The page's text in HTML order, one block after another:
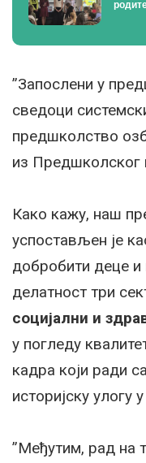
”Запослени у
сведоци
предшколство
из Предшколског
Како кажу, наш
успостављен је
добробити деце
делатност три
социјални и
у погледу
кадра који ради
историјску улогу
”Међутим, рад на